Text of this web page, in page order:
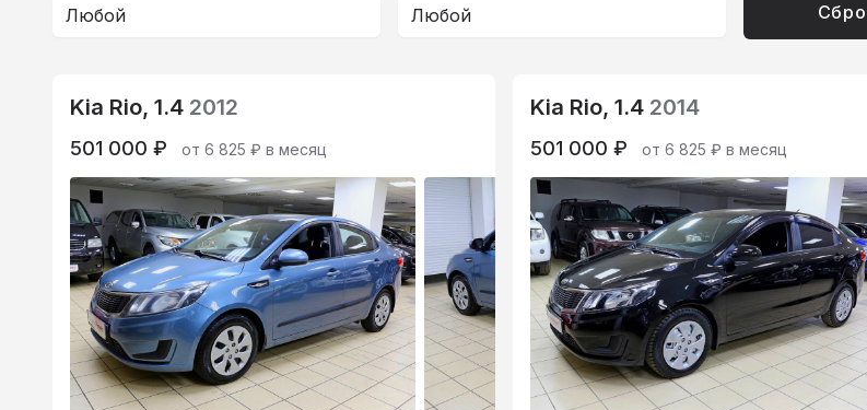
Любой Любой
Kia Rio, 1.4 2012
501 000 ₽ от 6 825 ₽ в месяц
Kia Rio, 1.4 2014
501 000 ₽ от 6 825 ₽ в месяц